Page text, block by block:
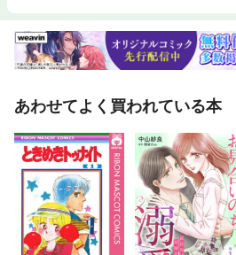
あわせてよく買われている本